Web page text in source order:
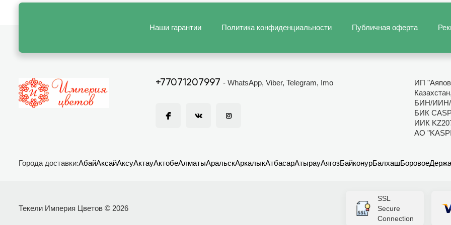
Наши гарантии Политика конфиденциальности Публичная оферта
+77071207997 - WhatsApp, Viber, Telegram, Imo
ИП
Казахстан,
БИН/ИИН/
БИК
ИИК
АО
Города доставки:АбайАксайАксуАктауАктобеАлматыАральскАркалыкАтбасарАтырауАягозБайконурБалхашБоровое
Текели Империя Цветов © 2026
SSL
Secure
Connection